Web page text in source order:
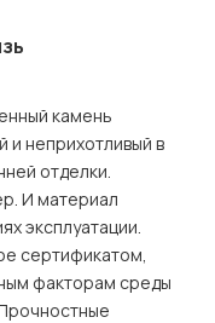
камень
и неприхотливый в
отделки.
И материал
эксплуатации.
сертификатом,
факторам среды